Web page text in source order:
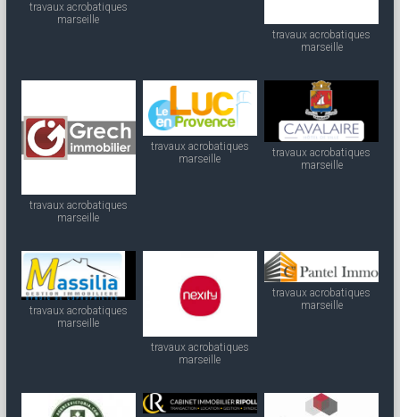
travaux acrobatiques
marseille
travaux acrobatiques
marseille
travaux acrobatiques
marseille
travaux acrobatiques
marseille
travaux acrobatiques
marseille
travaux acrobatiques
marseille
travaux acrobatiques
marseille
travaux acrobatiques
marseille